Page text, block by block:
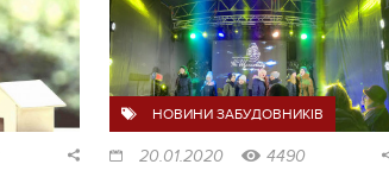
НОВИНИ ЗАБУДОВНИКІВ
20.01.2020 4490